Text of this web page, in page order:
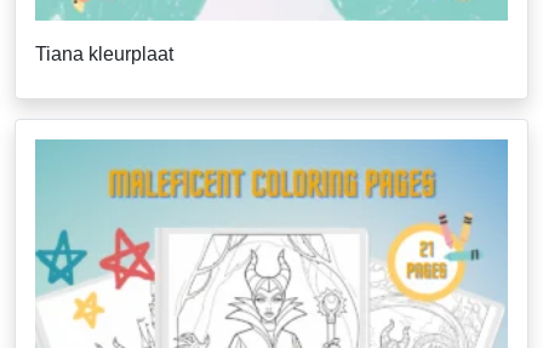
Tiana kleurplaat